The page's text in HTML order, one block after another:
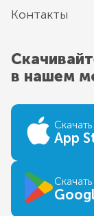
Контакты
в нашем
Скачать
App
Скачать